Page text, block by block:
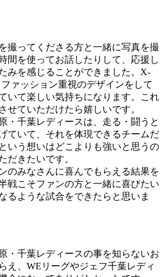
撮ってくださる方と一緒に写真を撮
間を使ってお話したりして、応援し
みを感じることができました。X-
ァッション重視のデザインをして
いて楽しい気持ちになります。これ
せていただけたら嬉しいです。
・千葉レディースは、走る・闘うと
ていて、それを体現できるチームだ
いう想いはどこよりも強いと思うの
だきたいです。
のみなさんに喜んでもらえる結果を
戦こそファンの方と一緒に喜びたい
るような試合をできたらと思いま
・千葉レディースの事を知らないお
え、WEリーグやジェフ千葉レディ